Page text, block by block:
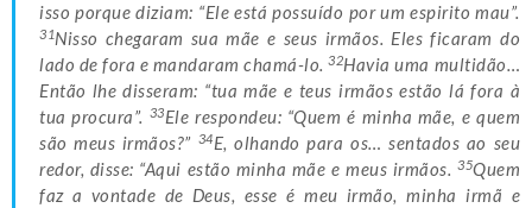
isso porque diziam: “Ele está possuído por um espirito mau”.
31Nisso chegaram sua mãe e seus irmãos. Eles ficaram do
lado de fora e mandaram chamá-lo.32Havia uma multidão…
Então lhe disseram: “tua mãe e teus irmãos estão lá fora à
tua procura”. 33Ele respondeu: “Quem é minha mãe, e quem
são meus irmãos?” 34E, olhando para os… sentados ao seu
redor, disse: “Aqui estão minha mãe e meus irmãos. 35Quem
faz a vontade de Deus, esse é meu irmão, minha irmã e